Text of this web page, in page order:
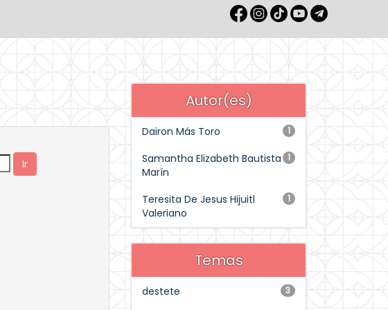
Autor(es)
1
Dairon Más Toro
1
Samantha Elizabeth Bautista
Marín
1
Teresita De Jesus Hijuitl
Valeriano
Temas
3
destete